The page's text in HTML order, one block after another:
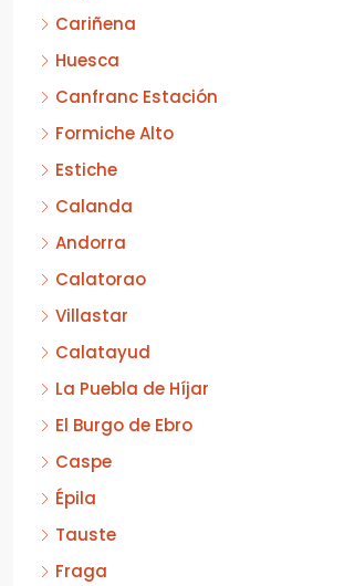
Cariñena
Huesca
Canfranc Estación
Formiche Alto
Estiche
Calanda
Andorra
Calatorao
Villastar
Calatayud
La Puebla de Híjar
El Burgo de Ebro
Caspe
Épila
Tauste
Fraga